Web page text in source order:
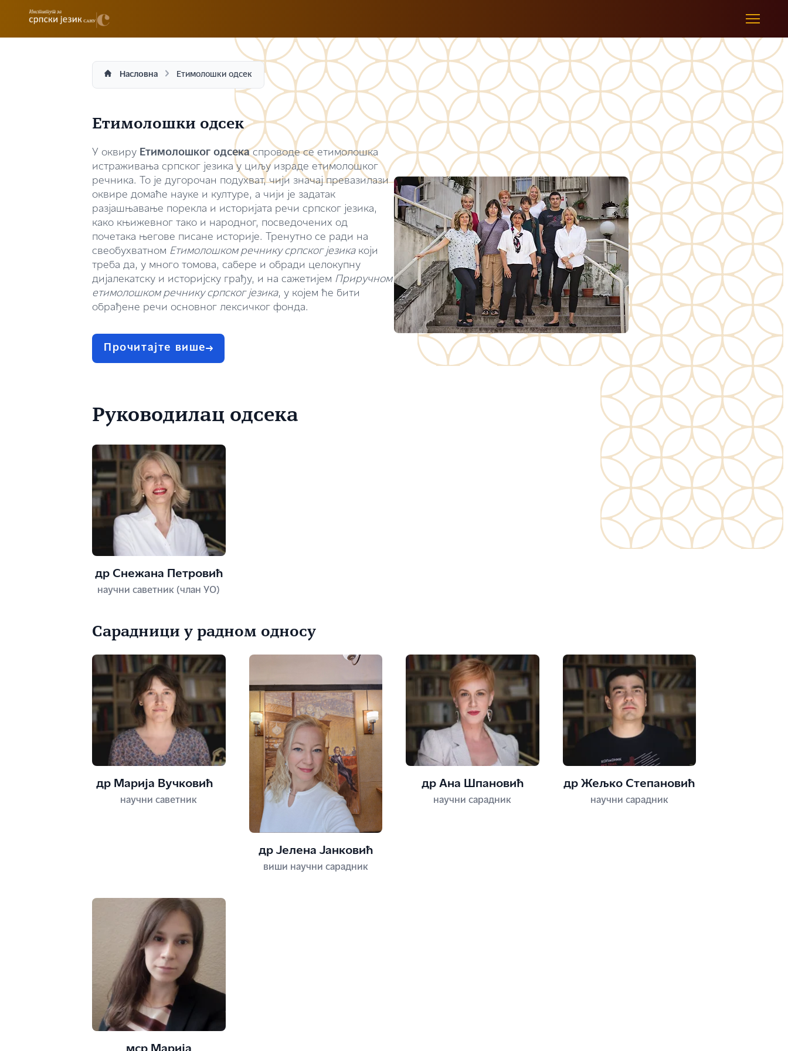
Насловна Етимолошки одсек
Етимолошки одсек
У оквиру Етимолошког одсекаспроводе се етимолошка
истраживања српског језика у циљу израде етимолошког
речника. То је дугорочан подухват, чији значај превазилази
оквире домаће науке и културе, а чији је задатак
разјашњавање порекла и историјата речи српског језика,
како књижевног тако и народног, посведочених од
почетака његове писане историје. Тренутно се ради на
свеобухватном Етимолошком речнику српског језикакоји
треба да, у много томова, сабере и обради целокупну
дијалекатску и историјску грађу, и на сажетијем Приручном
етимолошком речнику српског језика, у којем ће бити
обрађене речи основног лексичког фонда.
Прочитајте више
Руководилац одсека
др Снежана Петровић
научни саветник (члан УО)
Сарадници у радном односу
др Марија Вучковић
научни саветник
др Јелена Јанковић
виши научни сарадник
др Ана Шпановић
научни сарадник
др Жељко Степановић
научни сарадник